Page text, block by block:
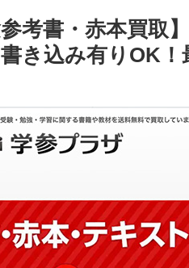
参考書・赤本買取
き込み有りOK